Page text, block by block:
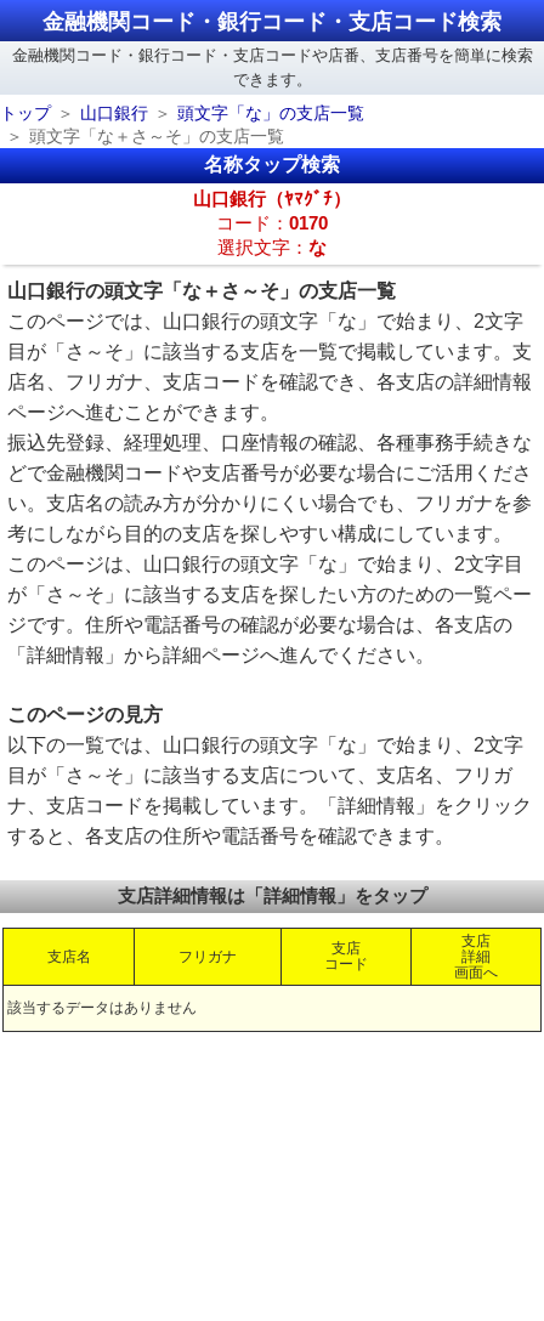
金融機関コード・銀行コード・支店コード検索
金融機関コード・銀行コード・支店コードや店番、支店番号を簡単に検索
できます。
トップ
山口銀行
頭文字「な」の支店一覧
頭文字「な＋さ～そ」の支店一覧
名称タップ検索
山口銀行（ﾔﾏｸﾞﾁ）
コード： 0170
選択文字： な
山口銀行の頭文字「な＋さ～そ」の支店一覧
このページでは、山口銀行の頭文字「な」で始まり、2文字
目が「さ～そ」に該当する支店を一覧で掲載しています。支
店名、フリガナ、支店コードを確認でき、各支店の詳細情報
ページへ進むことができます。
振込先登録、経理処理、口座情報の確認、各種事務手続きな
どで金融機関コードや支店番号が必要な場合にご活用くださ
い。支店名の読み方が分かりにくい場合でも、フリガナを参
考にしながら目的の支店を探しやすい構成にしています。
このページは、山口銀行の頭文字「な」で始まり、2文字目
が「さ～そ」に該当する支店を探したい方のための一覧ペー
ジです。住所や電話番号の確認が必要な場合は、各支店の
「詳細情報」から詳細ページへ進んでください。
このページの見方
以下の一覧では、山口銀行の頭文字「な」で始まり、2文字
目が「さ～そ」に該当する支店について、支店名、フリガ
ナ、支店コードを掲載しています。「詳細情報」をクリック
すると、各支店の住所や電話番号を確認できます。
支店詳細情報は「詳細情報」をタップ
支店名 フリガナ
支店
コード
支店
詳細
画面へ
該当するデータはありません